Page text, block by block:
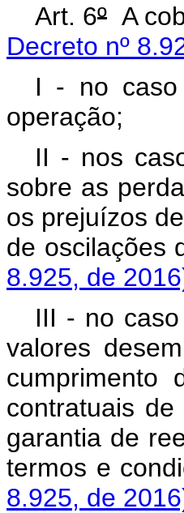
Art. 6º A
Decreto nº
I - no caso
II - nos
sobre as
os prejuízos
de
8.925, de
III - no
valores
cumprimento
contratuais
garantia de
termos e
8.925, de